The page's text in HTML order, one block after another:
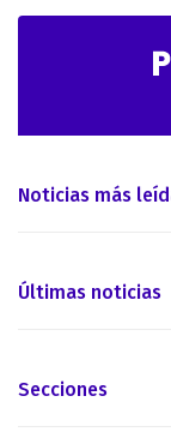
Noticias más
Últimas noticias
Secciones